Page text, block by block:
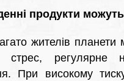
продукти
жителів
стрес, регулярне
При високому